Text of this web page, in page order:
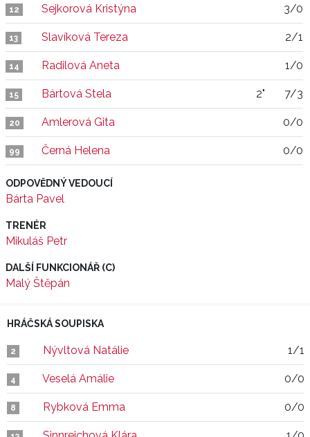
12 Sejkorová Kristýna 3/0
13 Slavíková Tereza 2/1
14 Radilová Aneta 1/0
15 Bártová Stela 2" 7/3
20 Amlerová Gita 0/0
99 Černá Helena 0/0
ODPOVĚDNÝ VEDOUCÍ
Bárta Pavel
TRENÉR
Mikuláš Petr
DALŠÍ FUNKCIONÁŘ (C)
Malý Štěpán
HRÁČSKÁ SOUPISKA
2 Nývltová Natálie 1/1
4 Veselá Amálie 0/0
8 Rybková Emma 0/0